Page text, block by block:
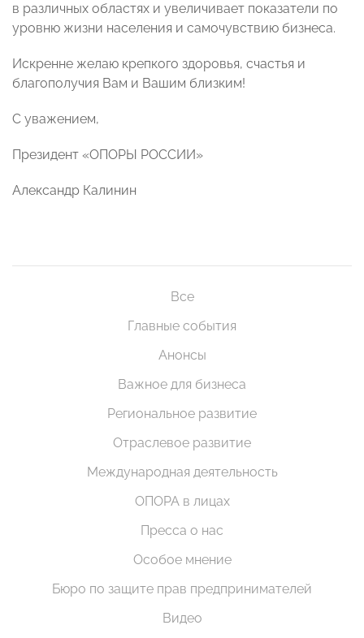
в различных областях и увеличивает показатели по
уровню жизни населения и самочувствию бизнеса.
Искренне желаю крепкого здоровья, счастья и
благополучия Вам и Вашим близким!
С уважением,
Президент «ОПОРЫ РОССИИ»
Александр Калинин
Все
Главные события
Анонсы
Важное для бизнеса
Региональное развитие
Отраслевое развитие
Международная деятельность
ОПОРА в лицах
Пресса о нас
Особое мнение
Бюро по защите прав предпринимателей
Видео